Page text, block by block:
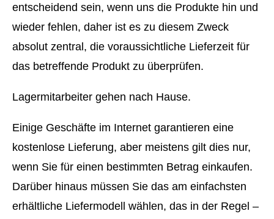
entscheidend sein, wenn uns die Produkte hin und
wieder fehlen, daher ist es zu diesem Zweck
absolut zentral, die voraussichtliche Lieferzeit für
das betreffende Produkt zu überprüfen.
Lagermitarbeiter gehen nach Hause.
Einige Geschäfte im Internet garantieren eine
kostenlose Lieferung, aber meistens gilt dies nur,
wenn Sie für einen bestimmten Betrag einkaufen.
Darüber hinaus müssen Sie das am einfachsten
erhältliche Liefermodell wählen, das in der Regel –